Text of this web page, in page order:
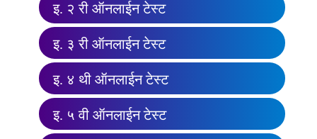
इ. २ री ऑनलाईन टेस्ट
इ. ३ री ऑनलाईन टेस्ट
इ. ४ थी ऑनलाईन टेस्ट
इ. ५ वी ऑनलाईन टेस्ट